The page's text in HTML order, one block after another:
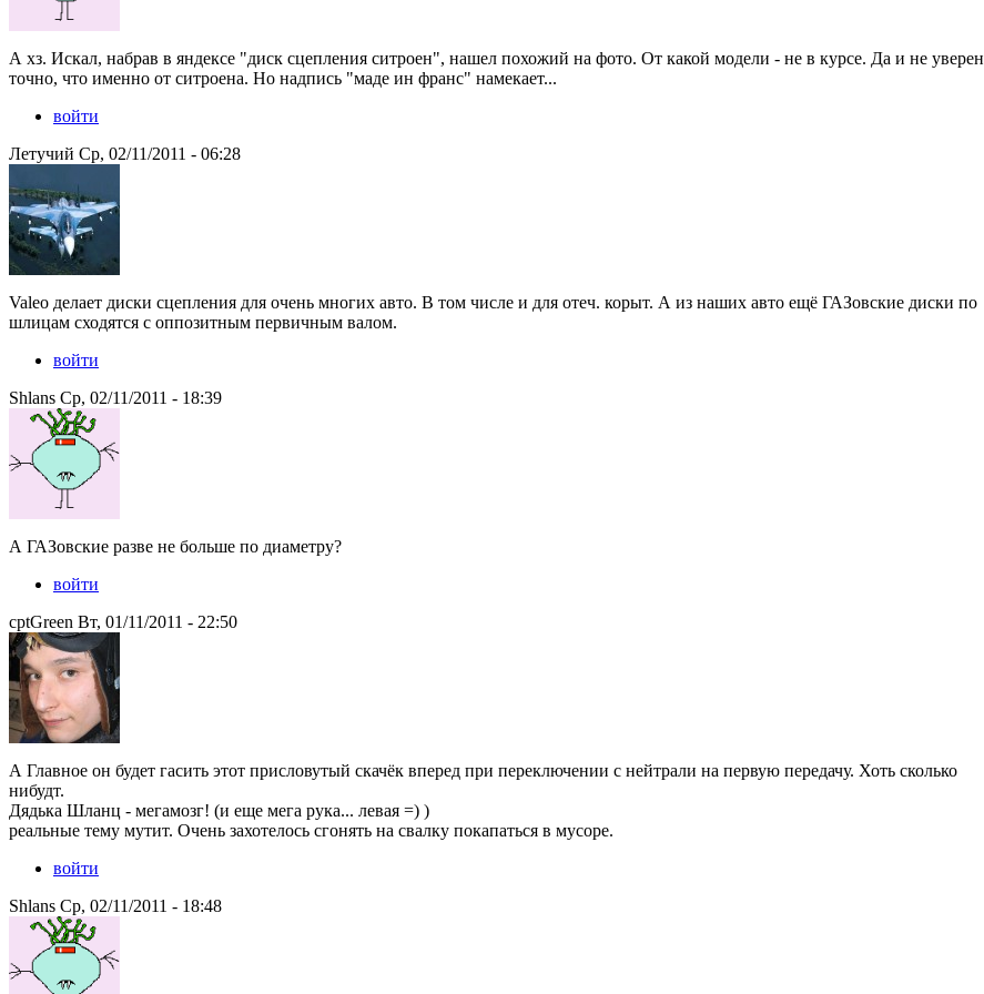
А хз. Искал, набрав в яндексе "диск сцепления ситроен", нашел похожий на фото. От какой модели - не в курсе. Да и не уверен
точно, что именно от ситроена. Но надпись "маде ин франс" намекает...
войти
Летучий Ср, 02/11/2011 - 06:28
Valeo делает диски сцепления для очень многих авто. В том числе и для отеч. корыт. А из наших авто ещё ГАЗовские диски по
шлицам сходятся с оппозитным первичным валом.
войти
Shlans Ср, 02/11/2011 - 18:39
А ГАЗовские разве не больше по диаметру?
войти
cptGreen Вт, 01/11/2011 - 22:50
А Главное он будет гасить этот присловутый скачёк вперед при переключении с нейтрали на первую передачу. Хоть сколько
нибудт.
Дядька Шланц - мегамозг! (и еще мега рука... левая =) )
реальные тему мутит. Очень захотелось сгонять на свалку покапаться в мусоре.
войти
Shlans Ср, 02/11/2011 - 18:48